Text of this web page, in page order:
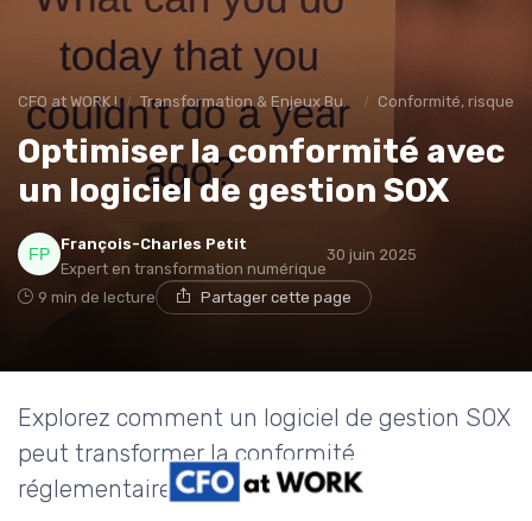
CFO at WORK ! Transformation & Enjeux Business Conformité, risques
Optimiser la conformité avec
un logiciel de gestion SOX
François-Charles Petit
Expert en transformation numérique
30 juin 2025
9 min de lecture Partager cette page
Explorez comment un logiciel de gestion SOX
peut transformer la conformité
réglementaire en finance.